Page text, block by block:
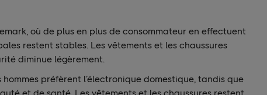
où de plus en plus de consommateur en effectuent
restent stables. Les vêtements et les chaussures
diminue légèrement.
préfèrent l’électronique domestique, tandis que